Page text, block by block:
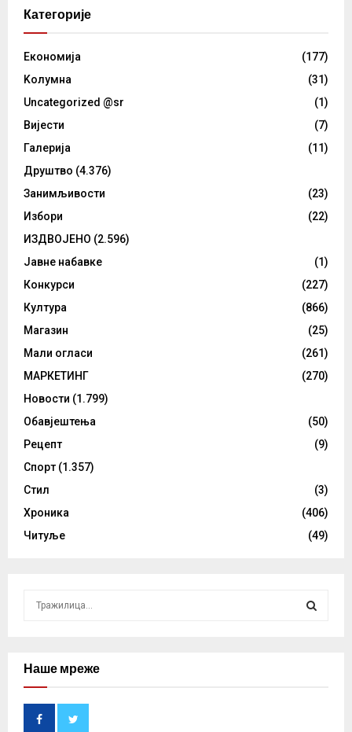
Категорије
Eкономија
(177)
Kолумнa
(31)
Uncategorized @sr
(1)
Вијести
(7)
Галерија
(11)
Друштво (4.376)
Занимљивости
(23)
Избори
(22)
ИЗДВОЈЕНО (2.596)
Јавне набавке
(1)
Конкурси
(227)
Култура
(866)
Магазин
(25)
Мали огласи
(261)
МАРКЕТИНГ
(270)
Новости (1.799)
Обавјештења
(50)
Рецепт
(9)
Спорт (1.357)
Стил
(3)
Хроника
(406)
Читуље
(49)
cНаше мреже